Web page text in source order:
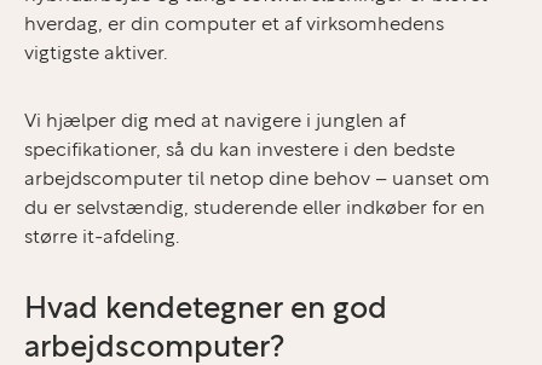
hverdag, er din computer et af virksomhedens
vigtigste aktiver.
Vi hjælper dig med at navigere i junglen af
specifikationer, så du kan investere i den bedste
arbejdscomputer til netop dine behov – uanset om
du er selvstændig, studerende eller indkøber for en
større it-afdeling.
Hvad kendetegner en god
arbejdscomputer?